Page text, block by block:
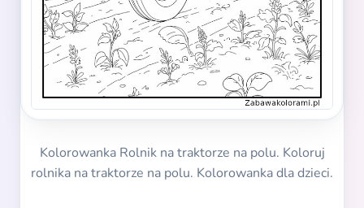
Kolorowanka Rolnik na traktorze na polu. Koloruj
rolnika na traktorze na polu. Kolorowanka dla dzieci.